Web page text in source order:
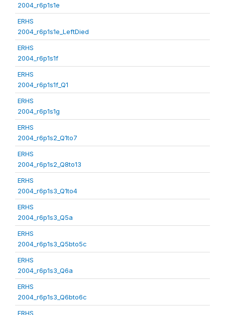
2004_r6p1s1e
ERHS
2004_r6p1s1e_LeftDied
ERHS
2004_r6p1s1f
ERHS
2004_r6p1s1f_Q1
ERHS
2004_r6p1s1g
ERHS
2004_r6p1s2_Q1to7
ERHS
2004_r6p1s2_Q8to13
ERHS
2004_r6p1s3_Q1to4
ERHS
2004_r6p1s3_Q5a
ERHS
2004_r6p1s3_Q5bto5c
ERHS
2004_r6p1s3_Q6a
ERHS
2004_r6p1s3_Q6bto6c
ERHS